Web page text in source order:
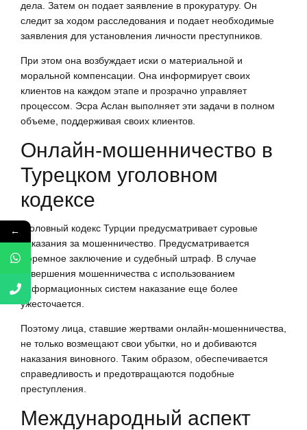
дела. Затем он подает заявление в прокуратуру. Он
следит за ходом расследования и подает необходимые
заявления для установления личности преступников.
При этом она возбуждает иски о материальной и
моральной компенсации. Она информирует своих
клиентов на каждом этапе и прозрачно управляет
процессом. Эсра Аслан выполняет эти задачи в полном
объеме, поддерживая своих клиентов.
Онлайн-мошенничество в
Турецком уголовном
кодексе
Уголовный кодекс Турции предусматривает суровые
наказания за мошенничество. Предусматривается
тюремное заключение и судебный штраф. В случае
совершения мошенничества с использованием
информационных систем наказание еще более
ужесточается.
Поэтому лица, ставшие жертвами онлайн-мошенничества,
не только возмещают свои убытки, но и добиваются
наказания виновного. Таким образом, обеспечивается
справедливость и предотвращаются подобные
преступления.
Международный аспект
←